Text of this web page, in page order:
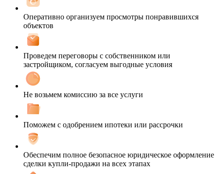
Оперативно организуем просмотры понравившихся
объектов
Проведем переговоры с собственником или
застройщиком, согласуем выгодные условия
Не возьмем комиссию за все услуги
Поможем с одобрением ипотеки или рассрочки
Обеспечим полное безопасное юридическое оформление
сделки купли-продажи на всех этапах